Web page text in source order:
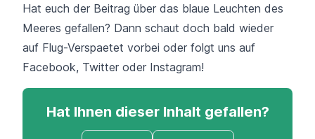
Hat euch der Beitrag über das blaue Leuchten des
Meeres gefallen? Dann schaut doch bald wieder
auf Flug-Verspaetet vorbei oder folgt uns auf
Facebook, Twitter oder Instagram!
Hat Ihnen dieser Inhalt gefallen?